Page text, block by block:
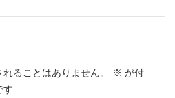
ることはありません。 ※ が付
す